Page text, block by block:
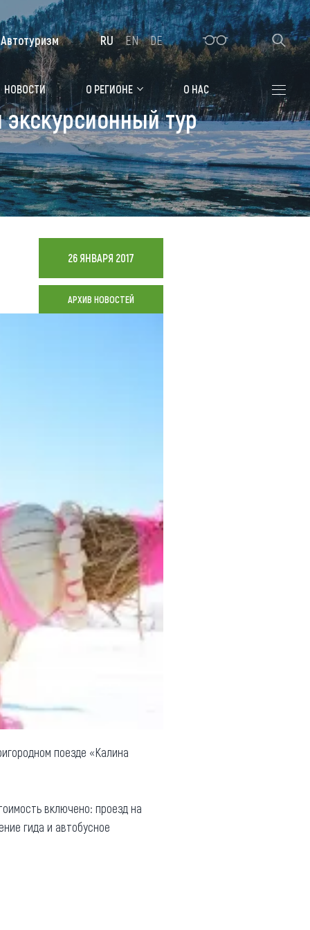
Алтайская зимовка
Где остановиться
Санатории
Гостиницы, отели
Коттеджи, базы
Сельские усадьбы
Мотели, придорожные отели
НОВОСТИ О РЕГИОНЕ О НАС
Автотуризм RU EN DE
тур
26 ЯНВАРЯ 2017
АРХИВ НОВОСТЕЙ
поезде «Калина
включено: проезд на
гида и автобусное